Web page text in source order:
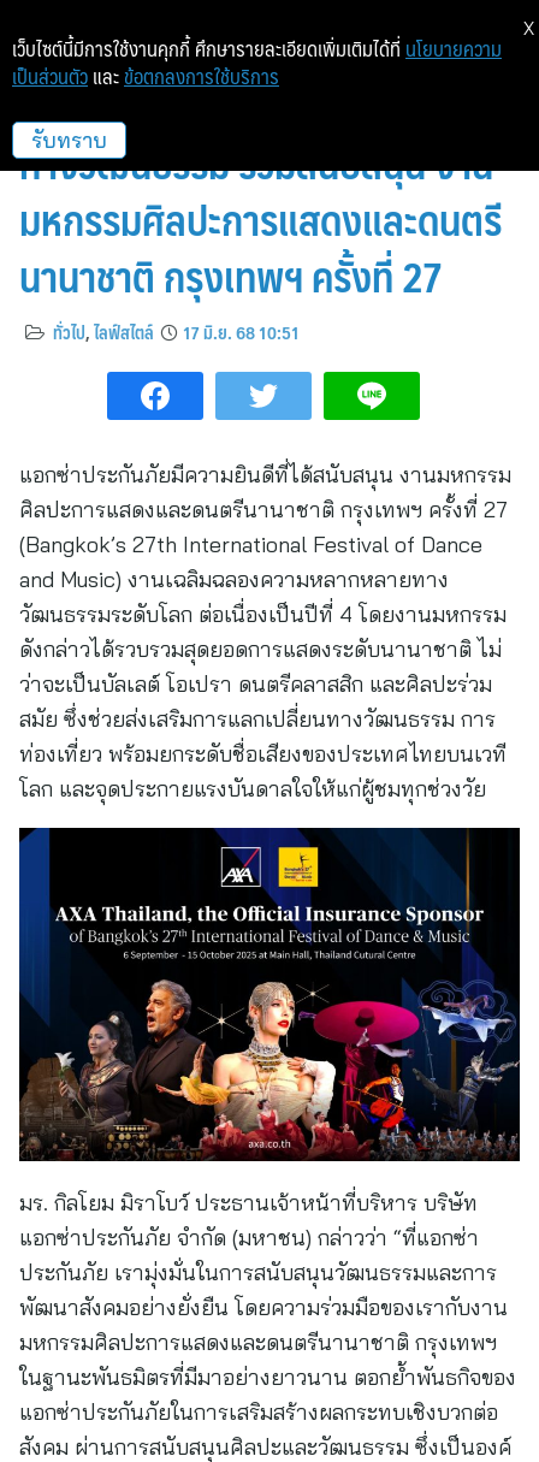
แอกซ่าประกันภัย มุ่งสานต่อมรดก
ทางวัฒนธรรม ร่วมสนับสนุน งาน
มหกรรมศิลปะการแสดงและดนตรี
นานาชาติ กรุงเทพฯ ครั้งที่ 27
ทั่วไป,ไลฟ์สไตล์ 17 มิ.ย. 68 10:51
แอกซ่าประกันภัยมีความยินดีที่ได้สนับสนุน งานมหกรรม
ศิลปะการแสดงและดนตรีนานาชาติ กรุงเทพฯ ครั้งที่ 27
(Bangkok’s 27th International Festival of Dance
and Music) งานเฉลิมฉลองความหลากหลายทาง
วัฒนธรรมระดับโลก ต่อเนื่องเป็นปีที่ 4 โดยงานมหกรรม
ดังกล่าวได้รวบรวมสุดยอดการแสดงระดับนานาชาติ ไม่
ว่าจะเป็นบัลเลต์ โอเปรา ดนตรีคลาสสิก และศิลปะร่วม
สมัย ซึ่งช่วยส่งเสริมการแลกเปลี่ยนทางวัฒนธรรม การ
ท่องเที่ยว พร้อมยกระดับชื่อเสียงของประเทศไทยบนเวที
โลก และจุดประกายแรงบันดาลใจให้แก่ผู้ชมทุกช่วงวัย
มร. กิลโยม มิราโบว์ ประธานเจ้าหน้าที่บริหาร บริษัท
แอกซ่าประกันภัย จำกัด (มหาชน) กล่าวว่า “ที่แอกซ่า
ประกันภัย เรามุ่งมั่นในการสนับสนุนวัฒนธรรมและการ
พัฒนาสังคมอย่างยั่งยืน โดยความร่วมมือของเรากับงาน
มหกรรมศิลปะการแสดงและดนตรีนานาชาติ กรุงเทพฯ
ในฐานะพันธมิตรที่มีมาอย่างยาวนาน ตอกย้ำพันธกิจของ
แอกซ่าประกันภัยในการเสริมสร้างผลกระทบเชิงบวกต่อ
สังคม ผ่านการสนับสนุนศิลปะและวัฒนธรรม ซึ่งเป็นองค์
เว็บไซต์นี้มีการใช้งานคุกกี้ ศึกษารายละเอียดเพิ่มเติมได้ที่ นโยบายความ
เป็นส่วนตัว และ ข้อตกลงการใช้บริการ
รับทราบ
X